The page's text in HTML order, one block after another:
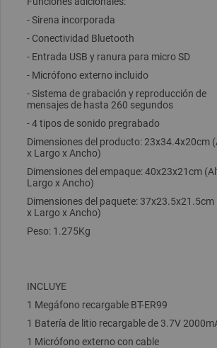
- Sirena incorporada
- Conectividad Bluetooth
- Entrada USB y ranura para micro SD
- Micrófono externo incluido
- Sistema de grabación y reproducción de
mensajes de hasta 260 segundos
- 4 tipos de sonido pregrabado
Dimensiones del producto: 23x34.4x20cm
x Largo x Ancho)
Dimensiones del empaque: 40x23x21cm
Largo x Ancho)
Dimensiones del paquete: 37x23.5x21.5cm
x Largo x Ancho)
Peso: 1.275Kg
INCLUYE
1 Megáfono recargable BT-ER99
1 Batería de litio recargable de 3.7V
1 Micrófono externo con cable